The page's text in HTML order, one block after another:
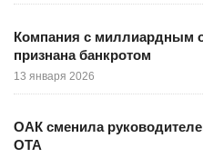
Компания с миллиардным
признана банкротом
13 января 2026
ОАК сменила
ОТА